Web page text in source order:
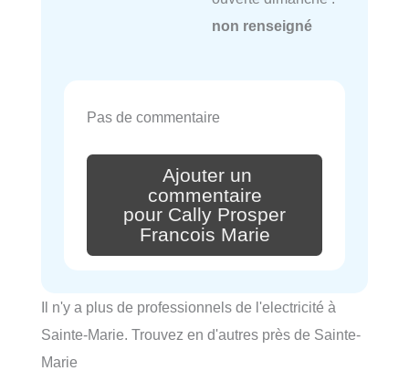
non renseigné
Pas de commentaire
Ajouter un
commentaire
pour Cally Prosper
Francois Marie
Il n'y a plus de professionnels de l'electricité à
Sainte-Marie. Trouvez en d'autres près de Sainte-
Marie